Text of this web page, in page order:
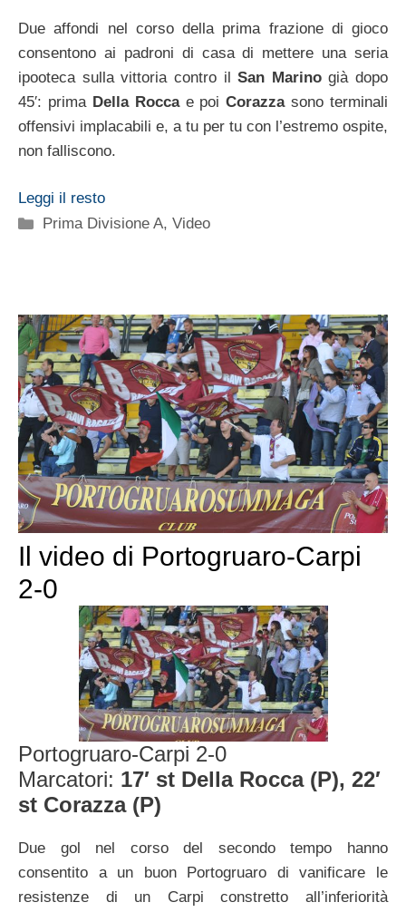
Due affondi nel corso della prima frazione di gioco
consentono ai padroni di casa di mettere una seria
ipooteca sulla vittoria contro ilSan Marinogià dopo
45′: prima Della Roccae poiCorazzasono terminali
offensivi implacabili e, a tu per tu con l’estremo ospite,
non falliscono.
Leggi il resto
Categorie
Prima Divisione A,Video
Il video di Portogruaro-Carpi
2-0
Portogruaro-Carpi 2-0
Marcatori: 17′ st Della Rocca (P), 22′
st Corazza (P)
Due gol nel corso del secondo tempo hanno
consentito a un buon Portogruaro di vanificare le
resistenze di un Carpi constretto all’inferiorità